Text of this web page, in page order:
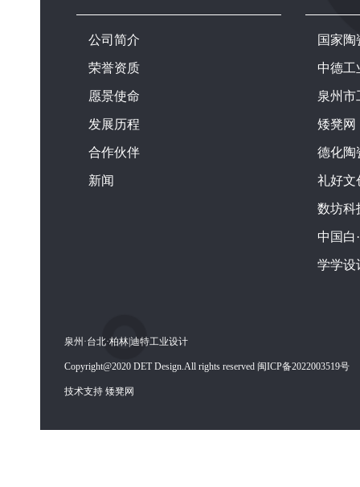
公司简介
荣誉资质
愿景使命
发展历程
合作伙伴
新闻
国家
中德工
泉州市
矮凳网
德化陶
礼好文
数坊科
中国白
学学设
泉州·台北·柏林|迪特工业设计
Copyright@2020 DET Design.All rights reserved 闽ICP备2022003519号
技术支持 矮凳网